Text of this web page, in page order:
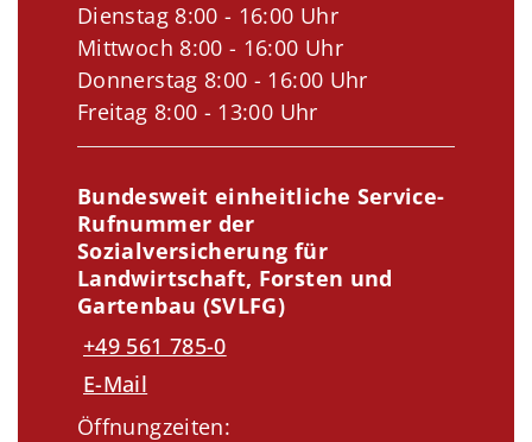
Dienstag 8:00 - 16:00 Uhr
Mittwoch 8:00 - 16:00 Uhr
Donnerstag 8:00 - 16:00 Uhr
Freitag 8:00 - 13:00 Uhr
Bundesweit einheitliche Service-
Rufnummer der
Sozialversicherung für
Landwirtschaft, Forsten und
Gartenbau (SVLFG)
+49 561 785-0
E-Mail
Öffnungzeiten: